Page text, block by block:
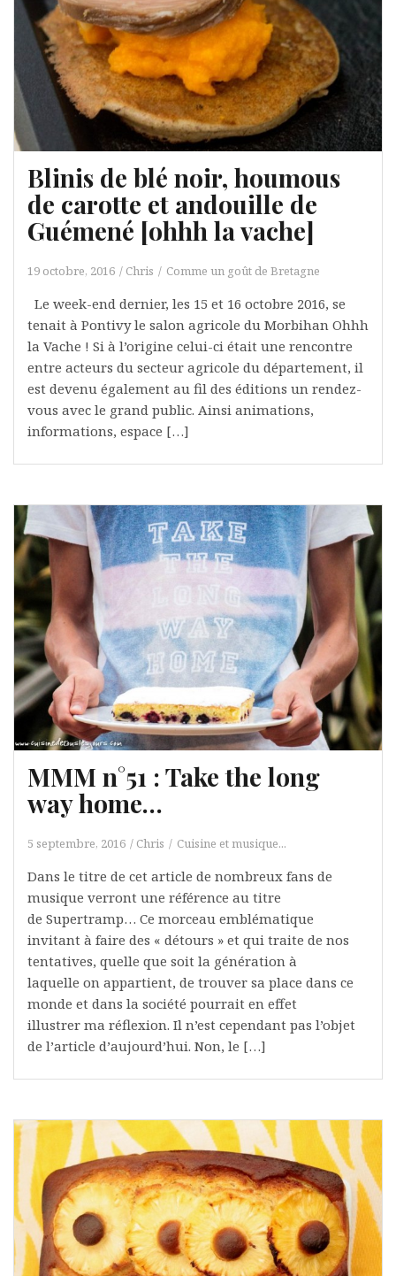
Blinis de blé noir, houmous
de carotte et andouille de
Guémené [ohhh la vache]
19 octobre, 2016 Chris Comme un goût de Bretagne
Le week-end dernier, les 15 et 16 octobre 2016, se
tenait à Pontivy le salon agricole du Morbihan Ohhh
la Vache ! Si à l’origine celui-ci était une rencontre
entre acteurs du secteur agricole du département, il
est devenu également au fil des éditions un rendez-
vous avec le grand public. Ainsi animations,
informations, espace […]
MMM n°51 : Take the long
way home…
5 septembre, 2016 Chris Cuisine et musique...
Dans le titre de cet article de nombreux fans de
musique verront une référence au titre
de Supertramp… Ce morceau emblématique
invitant à faire des « détours » et qui traite de nos
tentatives, quelle que soit la génération à
laquelle on appartient, de trouver sa place dans ce
monde et dans la société pourrait en effet
illustrer ma réflexion. Il n’est cependant pas l’objet
de l’article d’aujourd’hui. Non, le […]